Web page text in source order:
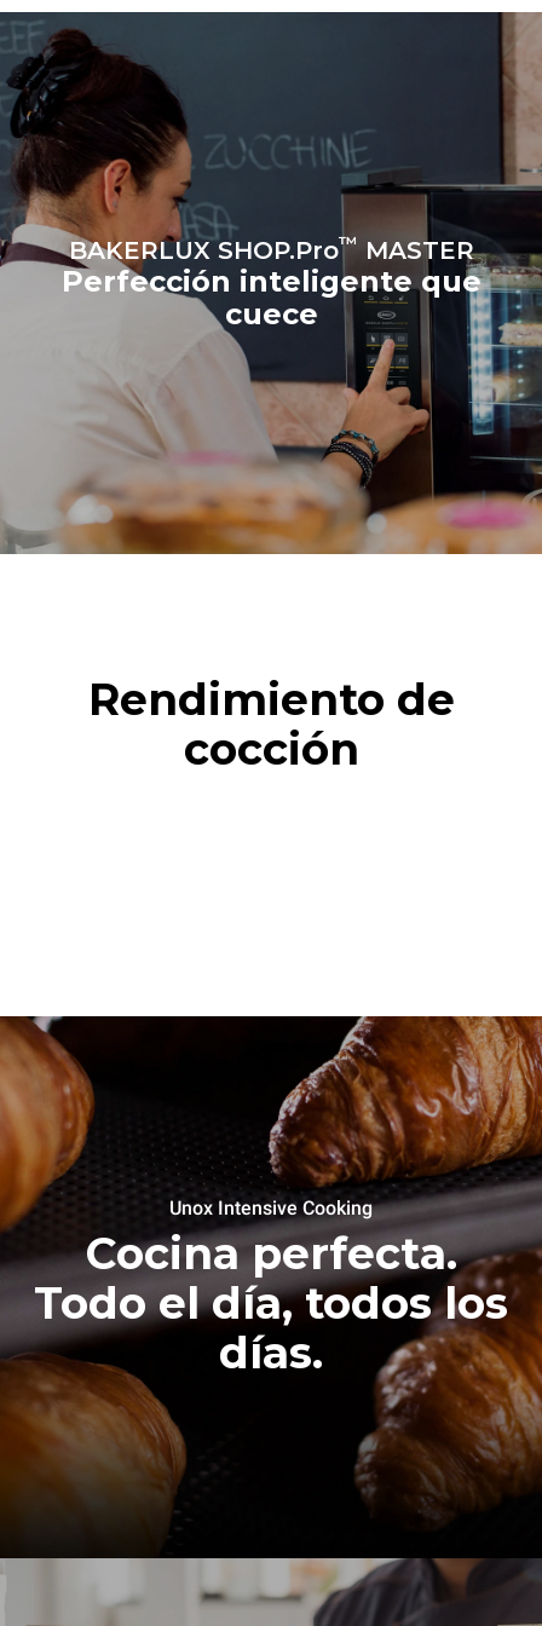
renovables.Greenhouse
Estimación calculada
suponiendo una utilización
diaria del horno (300 días/año):
8 cargas medianas de
croissants
BAKERLUX SHOP.Pro™ MASTER
Perfección inteligente que
cuece
Rendimiento de
cocción
Unox Intensive Cooking
Cocina perfecta.
Todo el día, todos los
días.